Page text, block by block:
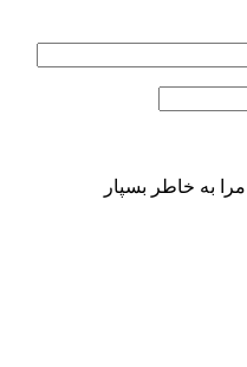
مرا به خاطر بسپار